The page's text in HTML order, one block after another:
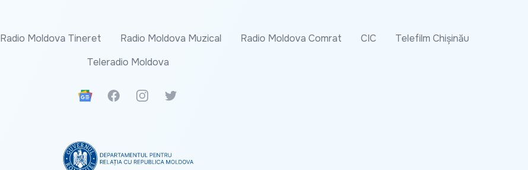
Radio Moldova Tineret Radio Moldova Muzical Radio Moldova Comrat CIC
Telefilm Chișinău
Teleradio Moldova
Google News
FacebookInstagramTwitter